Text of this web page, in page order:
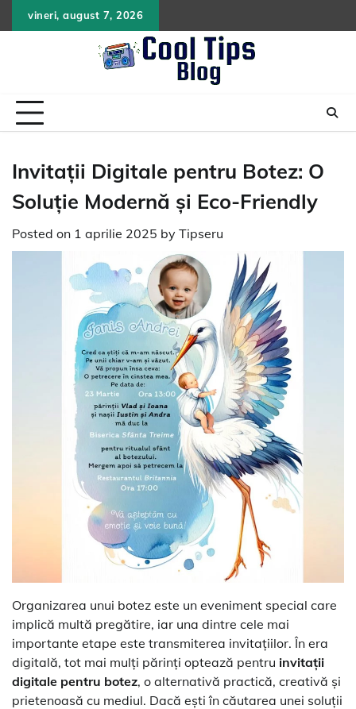
to
vineri, august 7, 2026
Invitații Digitale pentru Botez: O
Soluție Modernă și Eco-Friendly
Posted on 1 aprilie 2025 by Tipseru
Organizarea unui botez este un eveniment special care
implică multă pregătire, iar una dintre cele mai
importante etape este transmiterea invitațiilor. În era
digitală, tot mai mulți părinți optează pentru invitații
digitale pentru botez, o alternativă practică, creativă și
prietenoasă cu mediul. Dacă ești în căutarea unei soluții